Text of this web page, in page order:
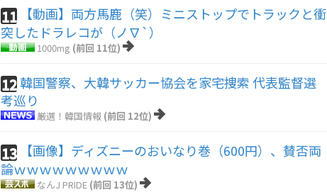
11
【動画】両方馬鹿（笑）ミニストップでトラックと衝
突したドラレコが（ノ∇`）
1000mg (前回 11位)
12韓国警察、大韓サッカー協会を家宅捜索 代表監督選
考巡り
厳選！韓国情報 (前回 12位)
13
【画像】ディズニーのおいなり巻（600円）、賛否両
論ｗｗｗｗｗｗｗｗｗ
なんJ PRIDE (前回 13位)